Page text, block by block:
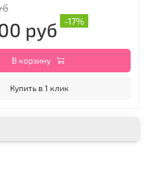
руб -17%
В корзину
Купить в 1 клик